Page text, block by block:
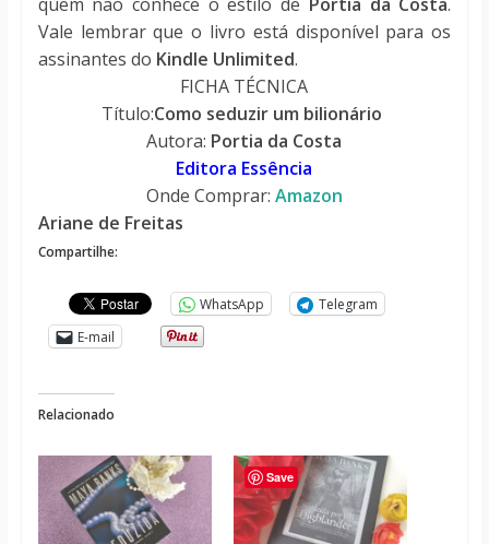
Vale lembrar que o livro está disponível para os
assinantes do Kindle Unlimited.
FICHA TÉCNICA
Título:Como seduzir um bilionário
Autora: Portia da Costa
Editora Essência
Onde Comprar: Amazon
Ariane de Freitas
Compartilhe:
WhatsApp
Telegram
E-mail
Relacionado
Save